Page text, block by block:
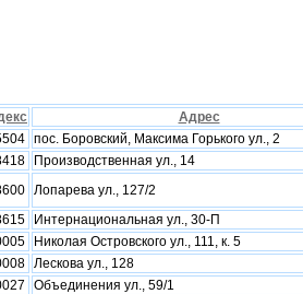
Адрес
пос. Боровский, Максима Горького ул., 2
Производственная ул., 14
Лопарева ул., 127/2
Интернациональная ул., 30-П
Николая Островского ул., 111, к. 5
Лескова ул., 128
Объединения ул., 59/1